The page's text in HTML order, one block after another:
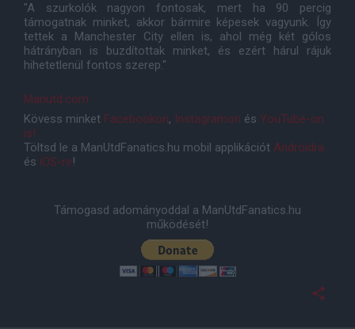
"A szurkolók nagyon fontosak, mert ha 90 percig
támogatnak minket, akkor bármire képesek vagyunk. Így
tettek a Manchester City ellen is, ahol még két gólos
hátrányban is buzdítottak minket, és ezért hárul rájuk
hihetetlenül fontos szerep."
Manutd.com
Kövess minket Facebookon, Instagramon és YouTube-on
is!
Töltsd le a ManUtdFanatics.hu mobil applikációt Androidra
és iOS-re!
Támogasd adományoddal a ManUtdFanatics.hu
működését!